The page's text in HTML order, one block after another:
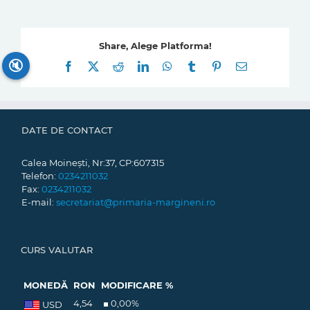
Share, Alege Platforma!
Facebook
RedditLinkedInWhatsApp
Tumblr Pinterest
E-
DATE DE CONTACT
Calea Moinești, Nr:37, CP:607315
Telefon: 0234211032
Fax: 0234211032
E-mail: secretariat@primaria-margineni.ro
CURS VALUTAR
MONEDĂ RON
MODIFICARE %
USD
4,54 0,00%
🔇